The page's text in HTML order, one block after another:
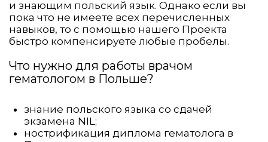
и знающим польский язык. Однако если вы
пока что не имеете всех перечисленных
навыков, то с помощью нашего Проекта
быстро компенсируете любые пробелы.
Что нужно для работы врачом
гематологом в Польше?
знание польского языка со сдачей
экзамена NIL;
нострификация диплома гематолога в